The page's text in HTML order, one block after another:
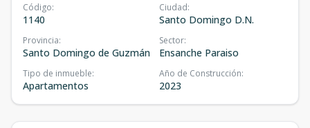
Código:
1140
Ciudad:
Santo Domingo D.N.
Provincia:
Santo Domingo de Guzmán
Sector:
Ensanche Paraiso
Tipo de inmueble:
Apartamentos
Año de Construcción:
2023